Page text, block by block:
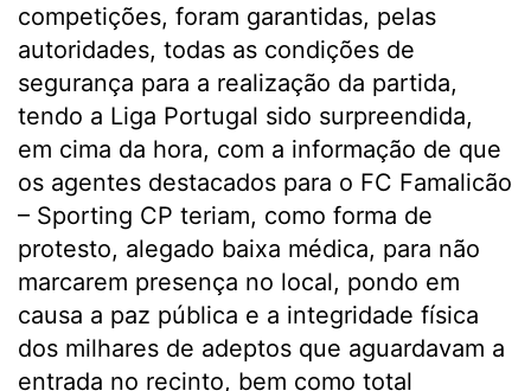
competições, foram garantidas, pelas
autoridades, todas as condições de
segurança para a realização da partida,
tendo a Liga Portugal sido surpreendida,
em cima da hora, com a informação de que
os agentes destacados para o FC Famalicão
– Sporting CP teriam, como forma de
protesto, alegado baixa médica, para não
marcarem presença no local, pondo em
causa a paz pública e a integridade física
dos milhares de adeptos que aguardavam a
entrada no recinto, bem como total